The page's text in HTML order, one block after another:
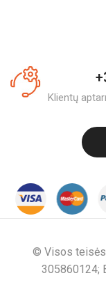
Klientų
© Visos teisės
305860124;